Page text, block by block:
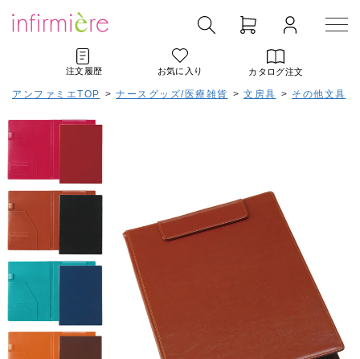
注文履歴 お気に入り カタログ注文
アンファミエTOP > ナースグッズ/医療雑貨 > 文房具 > その他文具